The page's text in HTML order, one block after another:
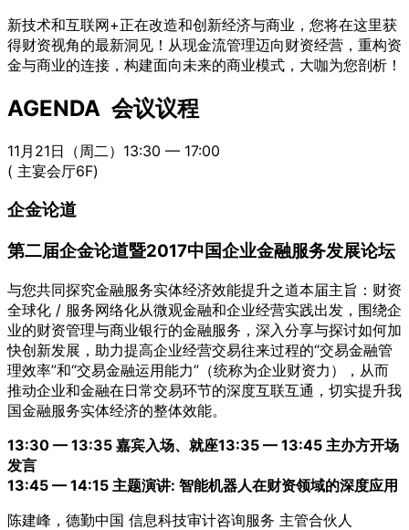
新技术和互联网+正在改造和创新经济与商业，您将在这里获
得财资视角的最新洞见！从现金流管理迈向财资经营，重构资
金与商业的连接，构建面向未来的商业模式，大咖为您剖析！
AGENDA 会议议程
11月21日（周二）13:30 — 17:00
( 主宴会厅6F)
企金论道
第二届企金论道暨2017中国企业金融服务发展论坛
与您共同探究金融服务实体经济效能提升之道本届主旨：财资
全球化 / 服务网络化从微观金融和企业经营实践出发，围绕企
业的财资管理与商业银行的金融服务，深入分享与探讨如何加
快创新发展，助力提高企业经营交易往来过程的“交易金融管
理效率”和“交易金融运用能力”（统称为企业财资力），从而
推动企业和金融在日常交易环节的深度互联互通，切实提升我
国金融服务实体经济的整体效能。
13:30 — 13:35 嘉宾入场、就座13:35 — 13:45 主办方开场
发言
13:45 — 14:15 主题演讲: 智能机器人在财资领域的深度应用
陈建峰，德勤中国 信息科技审计咨询服务 主管合伙人